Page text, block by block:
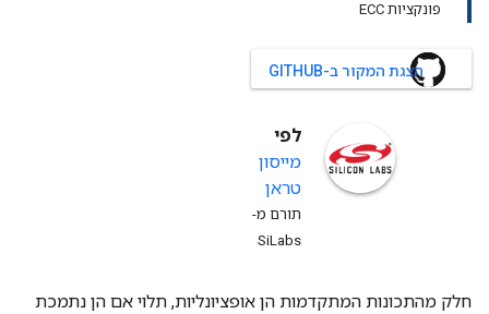
פונקציות ECC
הצגת המקור ב-GITHUB
לפי
מייסון
טראן
תורם מ-
SiLabs
חלק מהתכונות המתקדמות הן אופציונליות, תלוי אם הן נתמכת